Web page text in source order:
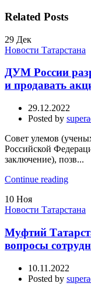
Related Posts
29 Дек
Новости Татарстана
ДУМ России
и продавать
29.12.2022
Posted by
Совет улемов
Российской
заключение), позв...
Continue reading
10 Ноя
Новости Татарстана
Муфтий
вопросы
10.11.2022
Posted by